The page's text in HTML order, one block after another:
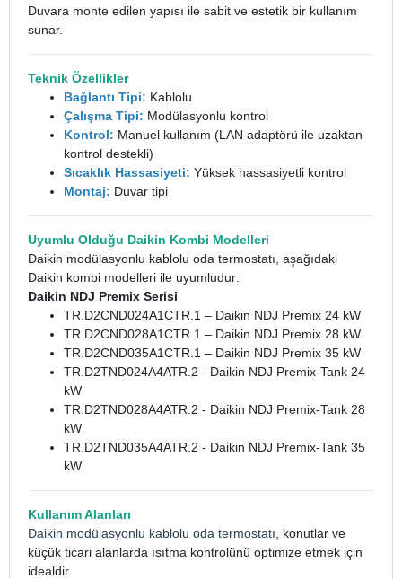
Duvara monte edilen yapısı ile sabit ve estetik bir kullanım
sunar.
Teknik Özellikler
Bağlantı Tipi: Kablolu
Çalışma Tipi: Modülasyonlu kontrol
Kontrol: Manuel kullanım (LAN adaptörü ile uzaktan
kontrol destekli)
Sıcaklık Hassasiyeti: Yüksek hassasiyetli kontrol
Montaj: Duvar tipi
Uyumlu Olduğu Daikin Kombi Modelleri
Daikin modülasyonlu kablolu oda termostatı, aşağıdaki
Daikin kombi modelleri ile uyumludur:
Daikin NDJ Premix Serisi
TR.D2CND024A1CTR.1 – Daikin NDJ Premix 24 kW
TR.D2CND028A1CTR.1 – Daikin NDJ Premix 28 kW
TR.D2CND035A1CTR.1 – Daikin NDJ Premix 35 kW
TR.D2TND024A4ATR.2 - Daikin NDJ Premix-Tank 24
kW
TR.D2TND028A4ATR.2 - Daikin NDJ Premix-Tank 28
kW
TR.D2TND035A4ATR.2 - Daikin NDJ Premix-Tank 35
kW
Kullanım Alanları
Daikin modülasyonlu kablolu oda termostatı , konutlar ve
küçük ticari alanlarda ısıtma kontrolünü optimize etmek için
idealdir.